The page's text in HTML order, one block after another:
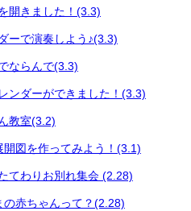
開きました！(3.3)
で演奏しよう♪(3.3)
らんで(3.3)
ダーができました！(3.3)
教室(3.2)
図を作ってみよう！(3.1)
てわりお別れ集会 (2.28)
赤ちゃんって？(2.28)